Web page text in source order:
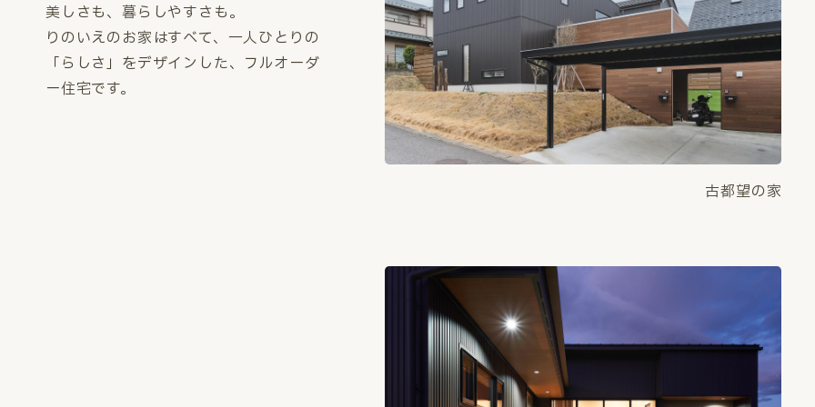
美しさも、暮らしやすさも。
りのいえのお家はすべて、一人ひとりの
「らしさ」をデザインした、フルオーダ
ー住宅です。
古都望の家